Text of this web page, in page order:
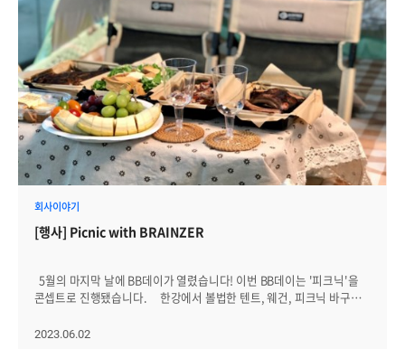
。。。。。。。。。。。。 공공용 민간 SaaS 서비스 제공 업체로
선정된 브레인즈컴퍼니는, 이번 매칭데이를 시작으로 보다 많은
행정기관 및 공기업에 IT 인프라·서비스 통합 모니터링 서비스를
제공하는데 속도를 낼 예정입니다. 브레인즈컴퍼니가 공공용 관제
서비스 시장에서 지속해서 선두를 유지하고, ‘디지털 정부
플랫폼’으로의 혁신에 기여할 수 있도록 많은 관심과 응원
부탁드립니다! 감사합니다?‍♀️
ERMS, 웹토폴로지 등이 포함되어 있습니다. 그리고 막간을 이용해
통합로그관리, Zenius LogManager을 소개하는 시간도 가졌습니다.
WNMS는 분산된 AP 장비의 상태를 한 곳에서 통합 모니터링할 수
있을 뿐만 아니라, AP 장비의 Up/Down 링크, WAN Traffic 등을
실시간으로 모니터링하고, AP 장비의 부하를 효율적으로 컨트롤하도록
접속자 수, 사용자 수, 최대 동시접속자 수 등의 근거데이터를
모니터링하고 자료로 확보할 수 있습니다. ERMS(Event
Relation Management System)은 문제 원인 추적을 위한 이벤트의
연관성을 분석하는 기능입니다. 기존 서비스맵의 기능에 AND/OR, 이상
등의 다양한 연산조건 및 통보기능을 추가하여 개별적 이벤트가 아닌
복합적인 이상 상황을 감지할 수 있습니다. 웹토폴로지는
기존에는 CS 형식으로 제공되었던 토폴로지맵의 활용도를 높이기 위해
구현하였습니다. 마지막은 클라우드 모니터링을 소개하고 시현을
영진인포텍, 한신정보, 시원 등 협력업체 관계자뿐만 아니라
디와이, 더존비즈온 같은 고객사에서도 참여했습니다. 참여한
정기적인 온라인 교육을 희망한다는 의견을 주셨습니다. 반면 참여한
회사이야기
[행사] Picnic with BRAINZER
5월의 마지막 날에 BB데이가 열렸습니다! 이번 BB데이는 '피크닉'을
콘셉트로 진행됐습니다. 한강에서 볼법한 텐트, 웨건, 피크닉 바구니,
바베큐와 과일, 치즈, 와인 등으로 준비했습니다. 8층 라운지에 일찍
2023.06.02